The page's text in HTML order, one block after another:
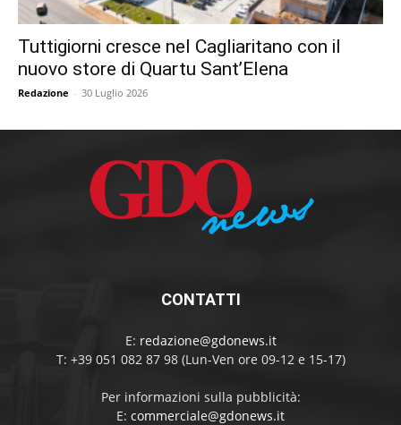
Tuttigiorni cresce nel Cagliaritano con il
nuovo store di Quartu Sant’Elena
Redazione - 30 Luglio 2026
CONTATTI
E: redazione@gdonews.it
T: +39 051 082 87 98 (Lun-Ven ore 09-12 e 15-17)
Per informazioni sulla pubblicità:
E: commerciale@gdonews.it